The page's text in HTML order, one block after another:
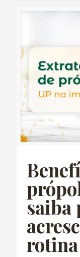
saiba
rotina